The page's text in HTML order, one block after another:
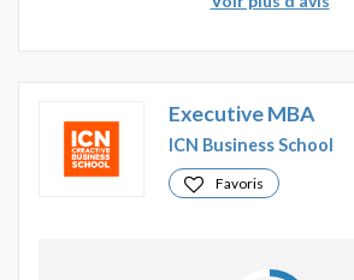
Executive MBA
ICN Business School
Favoris